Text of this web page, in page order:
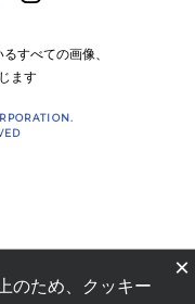
すべての画像、
ます
×
のため、クッキー